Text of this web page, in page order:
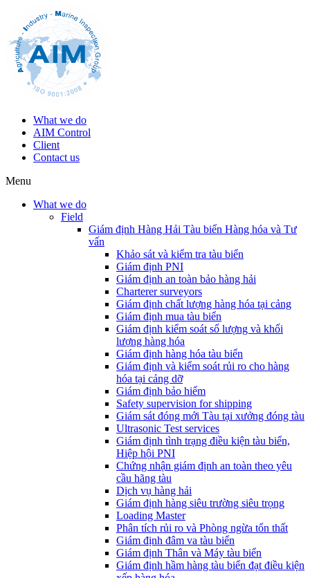
What we do
AIM Control
Client
Contact us
Menu
What we do
Field
Giám định Hàng Hải Tàu biển Hàng hóa và Tư
vấn
Khảo sát và kiểm tra tàu biển
Giám định PNI
Giám định an toàn bảo hàng hải
Charterer surveyors
Giám định chất lượng hàng hóa tại cảng
​Giám định mua tàu biển
Giám định kiểm soát số lượng và khối
lượng hàng hóa
Giám định hàng hóa tàu biển
Giám định và kiểm soát rủi ro cho hàng
hóa tại cảng dỡ
Giám định bảo hiểm
Safety supervision for shipping
Giám sát đóng mới Tàu tại xưởng đóng tàu
Ultrasonic Test services
Giám định tình trạng điều kiện tàu biển,
Hiệp hội PNI
Chứng nhận giám định an toàn theo yêu
cầu hãng tàu
Dịch vụ hàng hải
Giám định hàng siêu trường siêu trọng
Loading Master
Phân tích rủi ro và Phòng ngừa tổn thất
​Giám định đâm va tàu biển
Giám định Thân và Máy tàu biển
​Giám định hầm hàng tàu biển đạt điều kiện